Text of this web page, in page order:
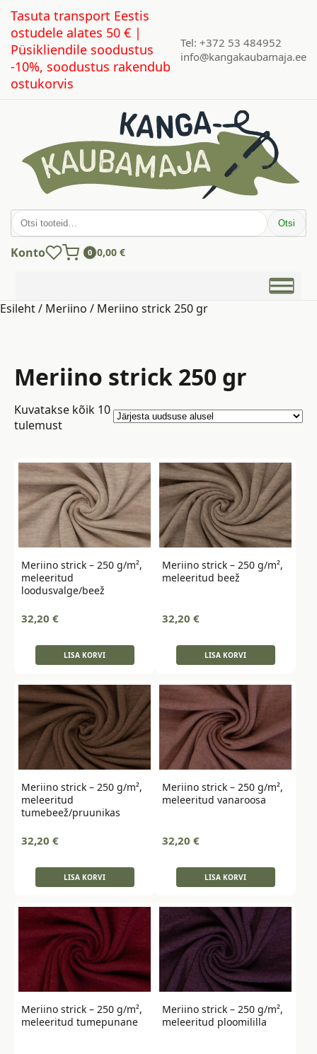
Tasuta transport Eestis
ostudele alates 50 € |
Püsikliendile soodustus
-10%, soodustus rakendub
ostukorvis
Tel: +372 53 484952
info@kangakaubamaja.ee
Otsi: Otsi
Konto 0 0,00 €
Esileht/ Meriino / Meriino strick 250 gr
Meriino strick 250 gr
Kuvatakse kõik 10
tulemustSorted
Meriino strick – 250 g/m²,
meleeritud
loodusvalge/beež
32,20 €
LISA KORVI
Meriino strick – 250 g/m²,
meleeritud beež
32,20 €
LISA KORVI
Meriino strick – 250 g/m²,
meleeritud
tumebeež/pruunikas
32,20 €
LISA KORVI
Meriino strick – 250 g/m²,
meleeritud vanaroosa
32,20 €
LISA KORVI
Meriino strick – 250 g/m²,
meleeritud tumepunane
Meriino strick – 250 g/m²,
meleeritud ploomililla